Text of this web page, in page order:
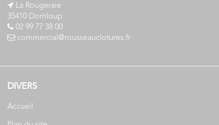
La Rougeraie
35410 Domloup
02 99 77 38 00
commercial@rousseauclotures.fr
DIVERS
Accueil